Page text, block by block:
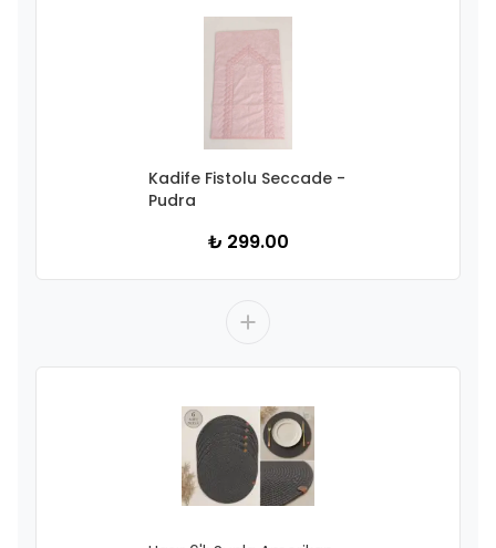
Kadife Fistolu Seccade -
Pudra
₺ 299.00